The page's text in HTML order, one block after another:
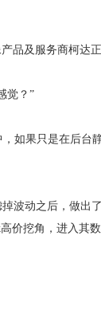
品及服务商柯达正
觉？”
如果只是在后台
波动之后，做出
价挖角，进入其